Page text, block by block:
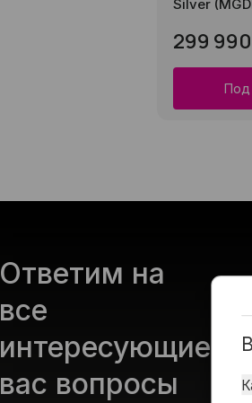
Silver
299
Под
Ответим на
все
интересующие
вас вопросы